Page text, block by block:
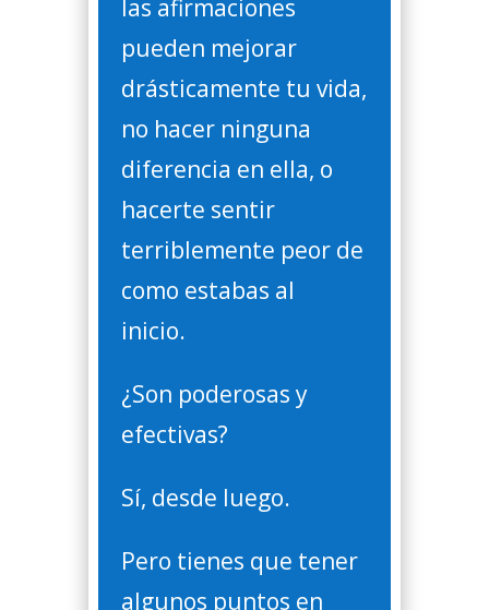
las afirmaciones
pueden mejorar
drásticamente tu vida,
no hacer ninguna
diferencia en ella, o
hacerte sentir
terriblemente peor de
como estabas al
inicio.
¿Son poderosas y
efectivas?
Sí, desde luego.
Pero tienes que tener
algunos puntos en